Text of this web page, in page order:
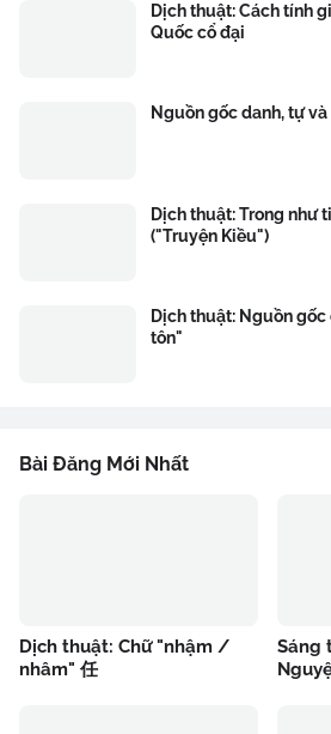
Dịch thuật: Cách tính
Quốc cổ đại
Nguồn gốc danh, tự
Dịch thuật: Trong như
("Truyện Kiều")
Dịch thuật: Nguồn
tôn"
Bài Đăng Mới Nhất
Dịch thuật: Chữ "nhậm /
nhâm" 任
Sáng